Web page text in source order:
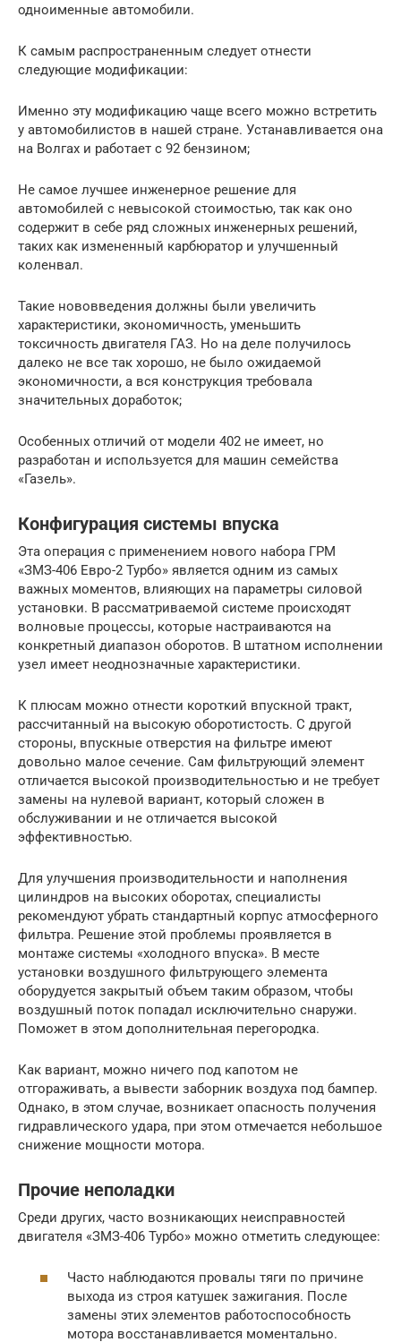
одноименные автомобили.
К самым распространенным следует отнести
следующие модификации:
Именно эту модификацию чаще всего можно встретить
у автомобилистов в нашей стране. Устанавливается она
на Волгах и работает с 92 бензином;
Не самое лучшее инженерное решение для
автомобилей с невысокой стоимостью, так как оно
содержит в себе ряд сложных инженерных решений,
таких как измененный карбюратор и улучшенный
коленвал.
Такие нововведения должны были увеличить
характеристики, экономичность, уменьшить
токсичность двигателя ГАЗ. Но на деле получилось
далеко не все так хорошо, не было ожидаемой
экономичности, а вся конструкция требовала
значительных доработок;
Особенных отличий от модели 402 не имеет, но
разработан и используется для машин семейства
«Газель».
Конфигурация системы впуска
Эта операция с применением нового набора ГРМ
«ЗМЗ-406 Евро-2 Турбо» является одним из самых
важных моментов, влияющих на параметры силовой
установки. В рассматриваемой системе происходят
волновые процессы, которые настраиваются на
конкретный диапазон оборотов. В штатном исполнении
узел имеет неоднозначные характеристики.
К плюсам можно отнести короткий впускной тракт,
рассчитанный на высокую оборотистость. С другой
стороны, впускные отверстия на фильтре имеют
довольно малое сечение. Сам фильтрующий элемент
отличается высокой производительностью и не требует
замены на нулевой вариант, который сложен в
обслуживании и не отличается высокой
эффективностью.
Для улучшения производительности и наполнения
цилиндров на высоких оборотах, специалисты
рекомендуют убрать стандартный корпус атмосферного
фильтра. Решение этой проблемы проявляется в
монтаже системы «холодного впуска». В месте
установки воздушного фильтрующего элемента
оборудуется закрытый объем таким образом, чтобы
воздушный поток попадал исключительно снаружи.
Поможет в этом дополнительная перегородка.
Как вариант, можно ничего под капотом не
отгораживать, а вывести заборник воздуха под бампер.
Однако, в этом случае, возникает опасность получения
гидравлического удара, при этом отмечается небольшое
снижение мощности мотора.
Прочие неполадки
Среди других, часто возникающих неисправностей
двигателя «ЗМЗ-406 Турбо» можно отметить следующее:
Часто наблюдаются провалы тяги по причине
выхода из строя катушек зажигания. После
замены этих элементов работоспособность
мотора восстанавливается моментально.